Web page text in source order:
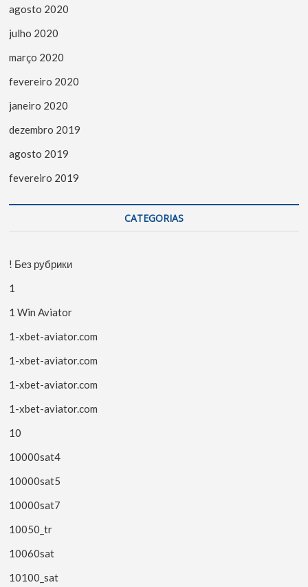
agosto 2020
julho 2020
março 2020
fevereiro 2020
janeiro 2020
dezembro 2019
agosto 2019
fevereiro 2019
CATEGORIAS
! Без рубрики
1
1 Win Aviator
1-xbet-aviator.com
1-xbet-aviator.com
1-xbet-aviator.com
1-xbet-aviator.com
10
10000sat4
10000sat5
10000sat7
10050_tr
10060sat
10100_sat